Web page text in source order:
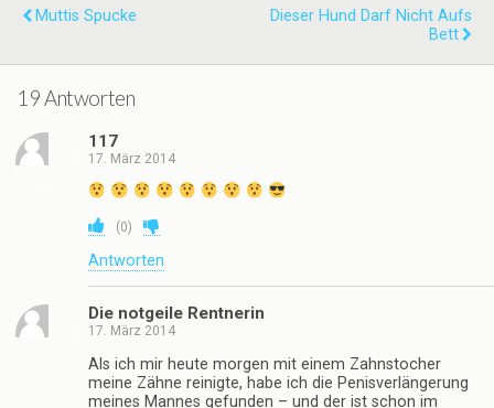
Muttis Spucke
Dieser Hund Darf Nicht Aufs
Bett
19 Antworten
117
17. März 2014
(0)
Antworten
Die notgeile Rentnerin
17. März 2014
Als ich mir heute morgen mit einem Zahnstocher
meine Zähne reinigte, habe ich die Penisverlängerung
meines Mannes gefunden – und der ist schon im